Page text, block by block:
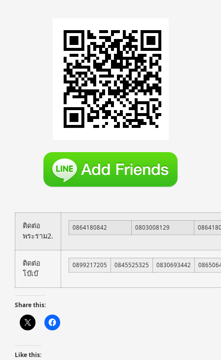
ติดต่อ
พระราม2.
0864180842 0803008129
ติดต่อ
โบ๊เบ๊
0899217205 0845525325 0830693442
Share this:
Like this: